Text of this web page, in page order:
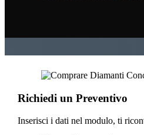
Richiedi un Preventivo
Inserisci i dati nel modulo, ti